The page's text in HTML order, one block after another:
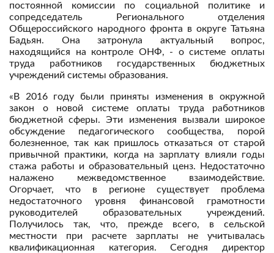
постоянной комиссии по социальной политике и
сопредседатель Регионального отделения
Общероссийского народного фронта в округе Татьяна
Бадьян. Она затронула актуальный вопрос,
находящийся на контроле ОНФ, - о системе оплаты
труда работников государственных бюджетных
учреждений системы образования.
«В 2016 году были приняты изменения в окружной
закон о новой системе оплаты труда работников
бюджетной сферы. Эти изменения вызвали широкое
обсуждение педагогического сообщества, порой
болезненное, так как пришлось отказаться от старой
привычной практики, когда на зарплату влияли годы
стажа работы и образовательный ценз. Недостаточно
налажено межведомственное взаимодействие.
Огорчает, что в регионе существует проблема
недостаточного уровня финансовой грамотности
руководителей образовательных учреждений.
Получилось так, что, прежде всего, в сельской
местности при расчете зарплаты не учитывалась
квалификационная категория. Сегодня директор